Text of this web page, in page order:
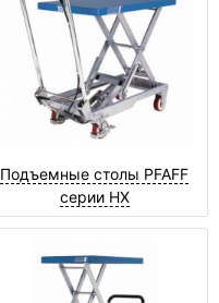
Подъемные столы PFAFF
серии HX